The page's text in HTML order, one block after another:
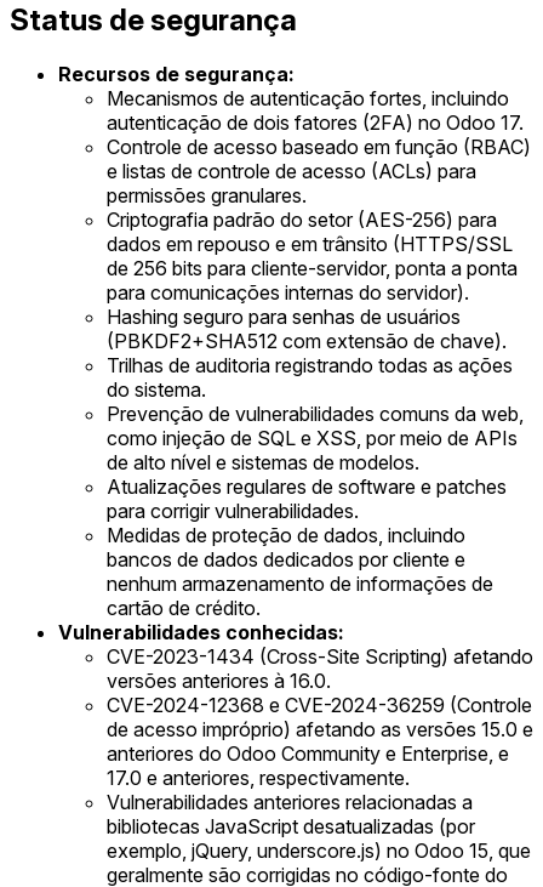
Status de segurança
Recursos de segurança:
Mecanismos de autenticação fortes, incluindo
autenticação de dois fatores (2FA) no Odoo 17.
Controle de acesso baseado em função (RBAC)
e listas de controle de acesso (ACLs) para
permissões granulares.
Criptografia padrão do setor (AES-256) para
dados em repouso e em trânsito (HTTPS/SSL
de 256 bits para cliente-servidor, ponta a ponta
para comunicações internas do servidor).
Hashing seguro para senhas de usuários
(PBKDF2+SHA512 com extensão de chave).
Trilhas de auditoria registrando todas as ações
do sistema.
Prevenção de vulnerabilidades comuns da web,
como injeção de SQL e XSS, por meio de APIs
de alto nível e sistemas de modelos.
Atualizações regulares de software e patches
para corrigir vulnerabilidades.
Medidas de proteção de dados, incluindo
bancos de dados dedicados por cliente e
nenhum armazenamento de informações de
cartão de crédito.
Vulnerabilidades conhecidas:
CVE-2023-1434 (Cross-Site Scripting) afetando
versões anteriores à 16.0.
CVE-2024-12368 e CVE-2024-36259 (Controle
de acesso impróprio) afetando as versões 15.0 e
anteriores do Odoo Community e Enterprise, e
17.0 e anteriores, respectivamente.
Vulnerabilidades anteriores relacionadas a
bibliotecas JavaScript desatualizadas (por
exemplo, jQuery, underscore.js) no Odoo 15, que
geralmente são corrigidas no código-fonte do